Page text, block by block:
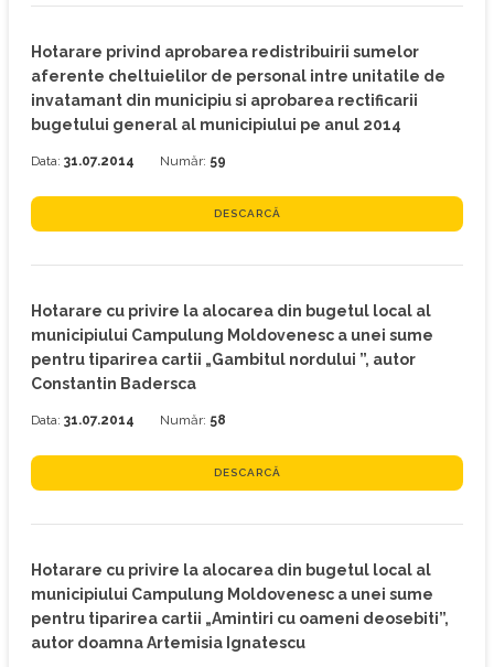
Hotarare privind aprobarea redistribuirii sumelor
aferente cheltuielilor de personal intre unitatile de
invatamant din municipiu si aprobarea rectificarii
bugetului general al municipiului pe anul 2014
Data: 31.07.2014 Număr: 59
DESCARCĂ
Hotarare cu privire la alocarea din bugetul local al
municipiului Campulung Moldovenesc a unei sume
pentru tiparirea cartii „Gambitul nordului ”, autor
Constantin Badersca
Data: 31.07.2014 Număr: 58
DESCARCĂ
Hotarare cu privire la alocarea din bugetul local al
municipiului Campulung Moldovenesc a unei sume
pentru tiparirea cartii „Amintiri cu oameni deosebiti”,
autor doamna Artemisia Ignatescu